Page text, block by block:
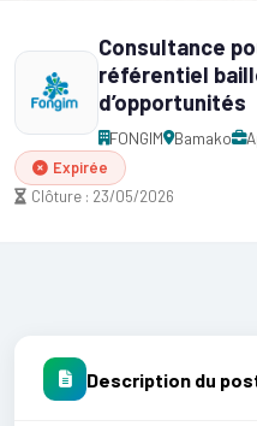
Consultance
référentiel
d’opportunités
FONGIM Bamako
Expirée
Clôture : 23/05/2026
Description du